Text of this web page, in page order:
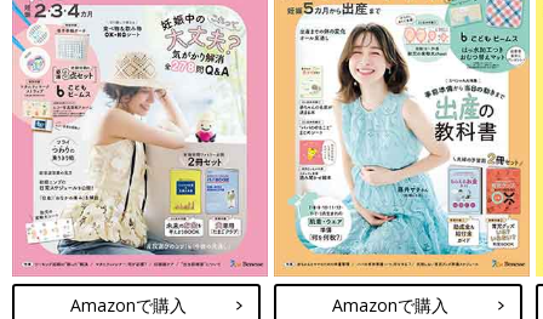
Amazonで購入 Amazonで購入